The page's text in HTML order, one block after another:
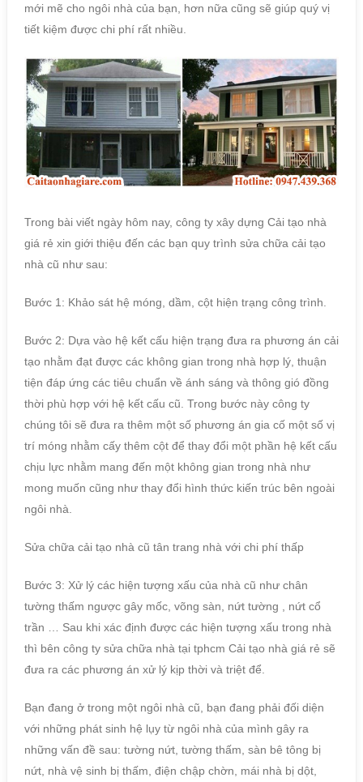
mới mẽ cho ngôi nhà của bạn, hơn nữa cũng sẽ giúp quý vị
tiết kiệm được chi phí rất nhiều.
Trong bài viết ngày hôm nay, công ty xây dựng Cải tạo nhà
giá rẻ xin giới thiệu đến các bạn quy trình sửa chữa cải tạo
nhà cũ như sau:
Bước 1: Khảo sát hệ móng, dầm, cột hiện trạng công trình.
Bước 2: Dựa vào hệ kết cấu hiện trạng đưa ra phương án cải
tạo nhằm đạt được các không gian trong nhà hợp lý, thuận
tiện đáp ứng các tiêu chuẩn về ánh sáng và thông gió đồng
thời phù hợp với hệ kết cấu cũ. Trong bước này công ty
chúng tôi sẽ đưa ra thêm một số phương án gia cố một số vị
trí móng nhằm cấy thêm cột để thay đổi một phần hệ kết cấu
chịu lực nhằm mang đến một không gian trong nhà như
mong muốn cũng như thay đổi hình thức kiến trúc bên ngoài
ngôi nhà.
Sửa chữa cải tạo nhà cũ tân trang nhà với chi phí thấp
Bước 3: Xử lý các hiện tượng xấu của nhà cũ như chân
tường thấm ngược gây mốc, võng sàn, nứt tường , nứt cổ
trần … Sau khi xác định được các hiện tượng xấu trong nhà
thì bên công ty sửa chữa nhà tại tphcm Cải tạo nhà giá rẻ sẽ
đưa ra các phương án xử lý kịp thời và triệt để.
Bạn đang ở trong một ngôi nhà cũ, bạn đang phải đối diện
với những phát sinh hệ lụy từ ngôi nhà của mình gây ra
những vấn đề sau: tường nứt, tường thấm, sàn bê tông bị
nứt, nhà vệ sinh bị thấm, điện chập chờn, mái nhà bị dột,